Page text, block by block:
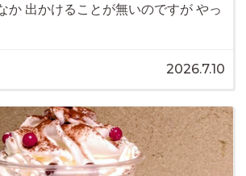
か 出かけることが無いのですが やっ
2026.7.10